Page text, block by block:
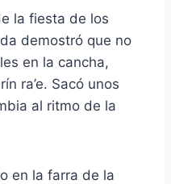
la fiesta de los
demostró que no
en la cancha,
ra’e. Sacó unos
al ritmo de la
en la farra de la